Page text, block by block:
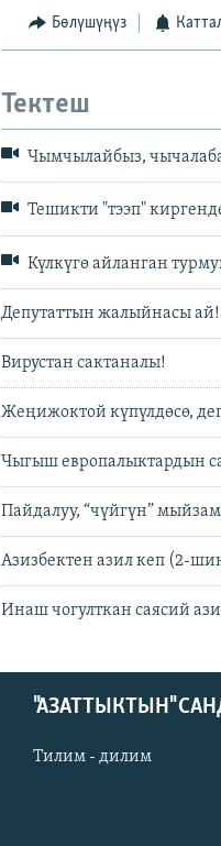
Бөлүшүңүз
Тектеш
Чымчылайбыз,
Тешикти "тээп"
Күлкүгө айланган
Депутаттын жалыйнасы ай!
Вирустан сактаналы!
Жеңижоктой күпүлдөсө,
Чыгыш европалыктардын
Пайдалуу, “чүйгүн”
Азизбектен азил кеп (2-
Инаш чогулткан саясий
"АЗАТТЫКТЫН"
Тилим - дилим